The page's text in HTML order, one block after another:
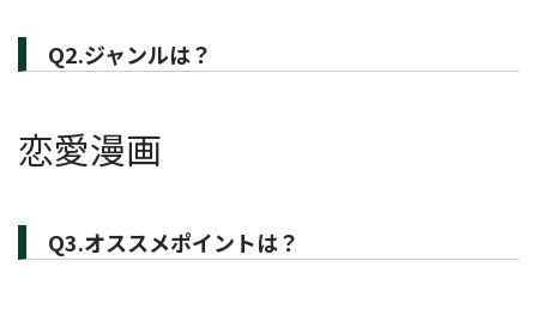
Q2.ジャンルは？
恋愛漫画
Q3.オススメポイントは？